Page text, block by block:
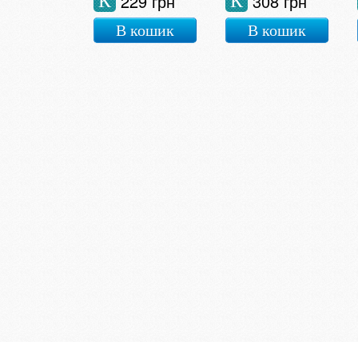
В кошик В кошик